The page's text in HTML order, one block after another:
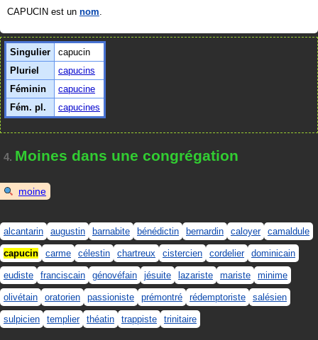
CAPUCIN est un nom.
Singulier
capucin
Pluriel
capucins
Féminin
capucine
Fém. pl.
capucines
4. Moines dans une congrégation
moine
alcantarin augustin barnabite bénédictin bernardin caloyer camaldule
capucin carme célestin chartreux cistercien cordelier dominicain
eudiste franciscain génovéfain jésuite lazariste mariste minime
olivétain oratorien passioniste prémontré rédemptoriste salésien
sulpicien templier théatin trappiste trinitaire